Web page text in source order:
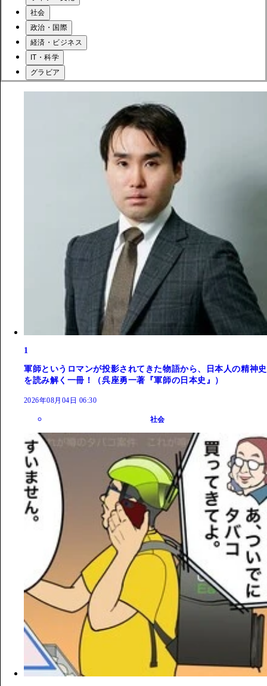
社会
政治・国際
経済・ビジネス
IT・科学
グラビア
1
軍師というロマンが投影されてきた物語から、日本人の精神史
を読み解く一冊！（呉座勇一著『軍師の日本史』）
2026年08月04日 06:30
社会